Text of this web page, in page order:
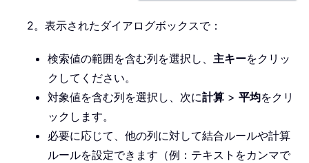
2。表示されたダイアログボックスで：
検索値の範囲を含む列を選択し、 主キーをクリッ
クしてください。
対象値を含む列を選択し、次に計算 > 平均をクリ
ックします。
必要に応じて、他の列に対して結合ルールや計算
ルールを設定できます（例：テキストをカンマで